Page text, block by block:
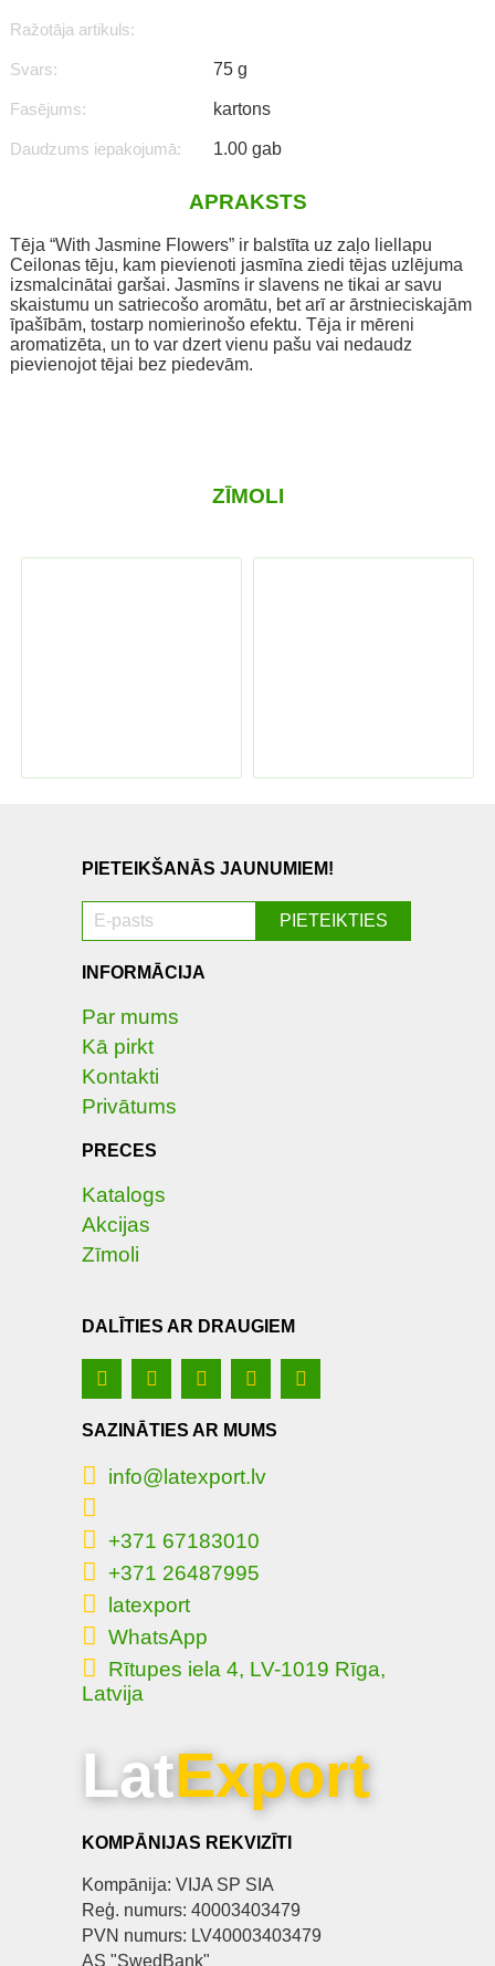
Ražotāja artikuls:
Svars: 75 g
Fasējums: kartons
Daudzums iepakojumā: 1.00 gab
APRAKSTS
Tēja “With Jasmine Flowers” ​​ir balstīta uz zaļo liellapu
Ceilonas tēju, kam pievienoti jasmīna ziedi tējas uzlējuma
izsmalcinātai garšai. Jasmīns ir slavens ne tikai ar savu
skaistumu un satriecošo aromātu, bet arī ar ārstnieciskajām
īpašībām, tostarp nomierinošo efektu. Tēja ir mēreni
aromatizēta, un to var dzert vienu pašu vai nedaudz
pievienojot tējai bez piedevām.
ZĪMOLI
PIETEIKŠANĀS JAUNUMIEM!
INFORMĀCIJA
Par mums
Kā pirkt
Kontakti
Privātums
PRECES
Katalogs
Akcijas
Zīmoli
DALĪTIES AR DRAUGIEM
SAZINĀTIES AR MUMS
info@latexport.lv
+371 67183010
+371 26487995
latexport
WhatsApp
Rītupes iela 4, LV-1019 Rīga,
Latvija
LatExport
KOMPĀNIJAS REKVIZĪTI
Kompānija: VIJA SP SIA
Reģ. numurs: 40003403479
PVN numurs: LV40003403479
AS "SwedBank"